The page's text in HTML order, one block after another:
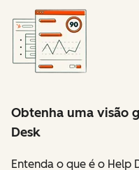
Obtenha uma visão
Desk
Entenda o que é o Help